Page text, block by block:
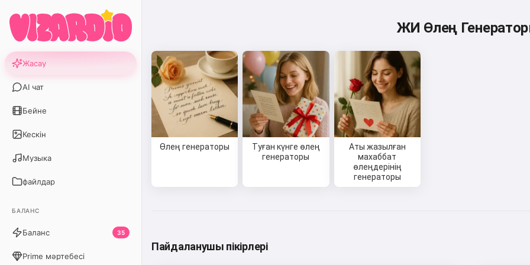
Жасау
AI чат
Бейне
Кескін
Музыка
файлдар
БАЛАНС
Баланс 35
Prime мәртебесі
ЖИ Өлең
Өлең генераторы
Туған күнге өлең
генераторы
Аты жазылған
махаббат
өлеңдерінің
генераторы
Пайдаланушы пікірлері